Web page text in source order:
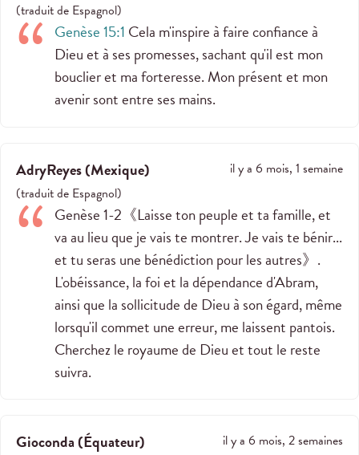
(traduit de Espagnol)
Genèse 15:1 Cela m'inspire à faire confiance à
Dieu et à ses promesses, sachant qu'il est mon
bouclier et ma forteresse. Mon présent et mon
avenir sont entre ses mains.
AdryReyes(Mexique)
il y a 6 mois, 1 semaine
(traduit de Espagnol)
Genèse 1-2 《Laisse ton peuple et ta famille, et
va au lieu que je vais te montrer. Je vais te bénir...
et tu seras une bénédiction pour les autres》.
L'obéissance, la foi et la dépendance d'Abram,
ainsi que la sollicitude de Dieu à son égard, même
lorsqu'il commet une erreur, me laissent pantois.
Cherchez le royaume de Dieu et tout le reste
suivra.
Gioconda(Équateur)
il y a 6 mois, 2 semaines